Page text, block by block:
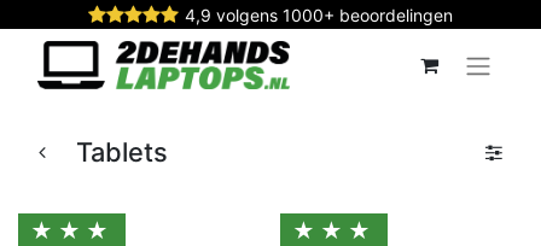
4,9 volgens 1000+ beoordelingen
Tablets
★★★ ★★★